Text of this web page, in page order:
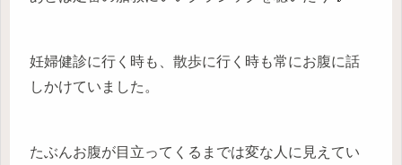
妊婦健診に行く時も、散歩に行く時も常にお腹に話
しかけていました。
たぶんお腹が目立ってくるまでは変な人に見えてい